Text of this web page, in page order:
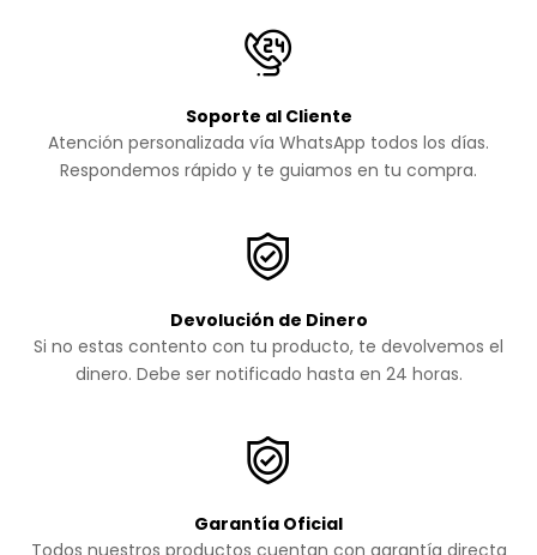
Soporte al Cliente
Atención personalizada vía WhatsApp todos los días.
Respondemos rápido y te guiamos en tu compra.
Devolución de Dinero
Si no estas contento con tu producto, te devolvemos el
dinero. Debe ser notificado hasta en 24 horas.
Garantía Oficial